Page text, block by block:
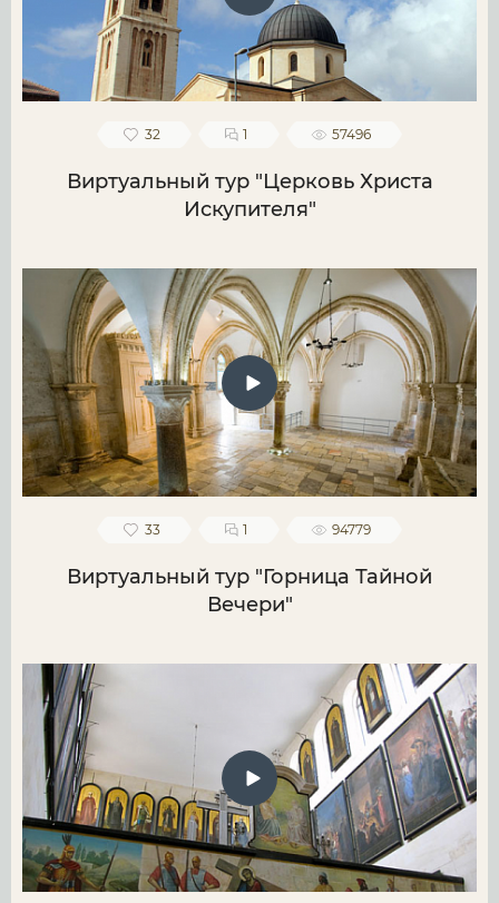
32 1 57496
Виртуальный тур "Церковь Христа
Искупителя"
33 1 94779
Виртуальный тур "Горница Тайной
Вечери"